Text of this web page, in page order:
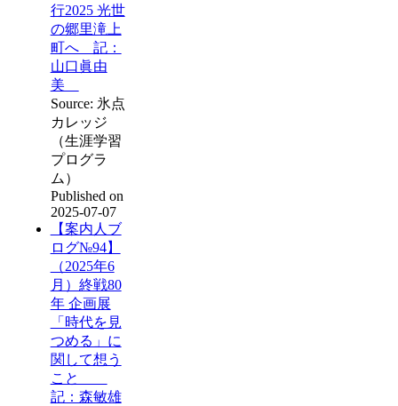
行2025 光世
の郷里滝上
町へ 記：
山口眞由
美
Source: 氷点
カレッジ
（生涯学習
プログラ
ム）
Published on
2025-07-07
【案内人ブ
ログ№94】
（2025年6
月）終戦80
年 企画展
「時代を見
つめる」に
関して想う
こと
記：森敏雄